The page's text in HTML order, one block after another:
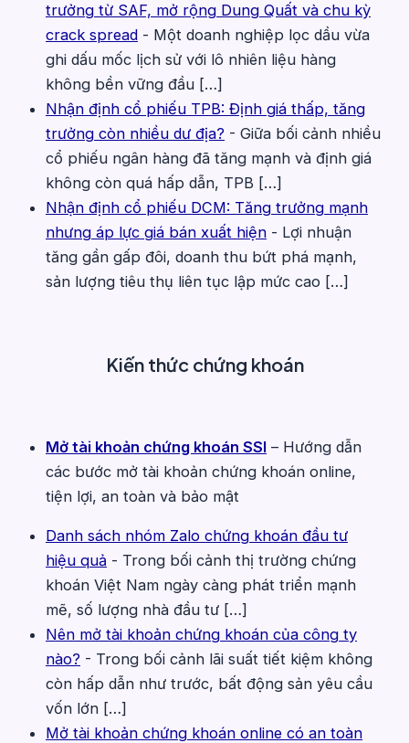
trưởng từ SAF, mở rộng Dung Quất và chu kỳ
crack spread - Một doanh nghiệp lọc dầu vừa
ghi dấu mốc lịch sử với lô nhiên liệu hàng
không bền vững đầu […]
Nhận định cổ phiếu TPB: Định giá thấp, tăng
trưởng còn nhiều dư địa? - Giữa bối cảnh nhiều
cổ phiếu ngân hàng đã tăng mạnh và định giá
không còn quá hấp dẫn, TPB […]
Nhận định cổ phiếu DCM: Tăng trưởng mạnh
nhưng áp lực giá bán xuất hiện - Lợi nhuận
tăng gần gấp đôi, doanh thu bứt phá mạnh,
sản lượng tiêu thụ liên tục lập mức cao […]
Kiến thức chứng khoán
Mở tài khoản chứng khoán SSI – Hướng dẫn
các bước mở tài khoản chứng khoán online,
tiện lợi, an toàn và bảo mật
Danh sách nhóm Zalo chứng khoán đầu tư
hiệu quả - Trong bối cảnh thị trường chứng
khoán Việt Nam ngày càng phát triển mạnh
mẽ, số lượng nhà đầu tư […]
Nên mở tài khoản chứng khoán của công ty
nào? - Trong bối cảnh lãi suất tiết kiệm không
còn hấp dẫn như trước, bất động sản yêu cầu
vốn lớn […]
Mở tài khoản chứng khoán online có an toàn